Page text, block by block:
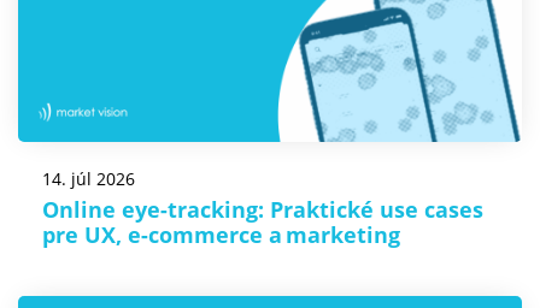
14. júl 2026
Online eye-tracking: Praktické use cases
pre UX, e-commerce a marketing